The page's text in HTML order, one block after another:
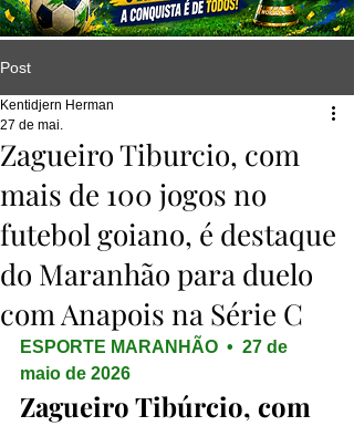
Post
Zagueiro Tiburcio, com
mais de 100 jogos no
futebol goiano, é destaque
do Maranhão para duelo
com Anapois na Série C
Kentidjern Herman
27 de mai.
ESPORTE MARANHÃO  •  27 de
maio de 2026
Zagueiro Tibúrcio, com